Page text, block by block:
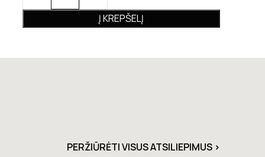
Į KREPŠELĮ
PERŽIŪRĖTI VISUS ATSILIEPIMUS >